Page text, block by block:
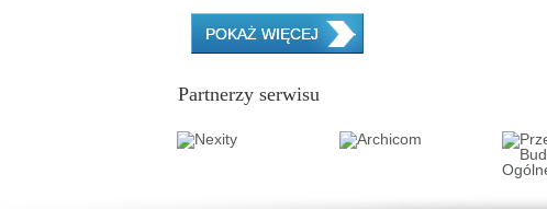
POKAŻ WIĘCEJ
Partnerzy serwisu